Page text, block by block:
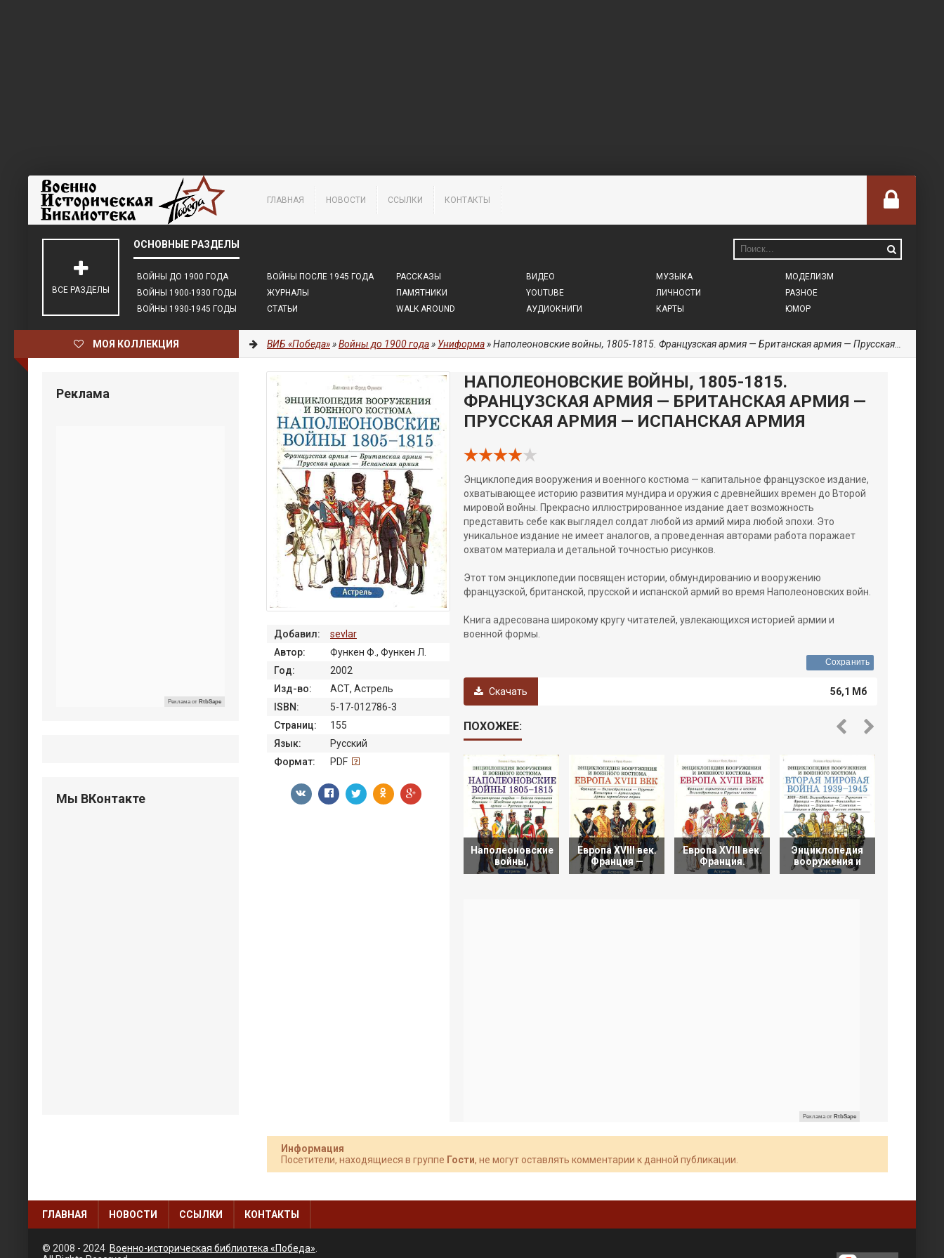
ГЛАВНАЯ НОВОСТИ ССЫЛКИ КОНТАКТЫ
ВОЙНЫ ДО 1900 ГОДА
ВОЙНЫ 1900-1930 ГОДЫ
ВОЙНЫ 1930-1945 ГОДЫ
ВОЙНЫ ПОСЛЕ 1945 ГОДА
ЖУРНАЛЫ
СТАТЬИ
РАССКАЗЫ
ПАМЯТНИКИ
WALK AROUND
ВИДЕО
YOUTUBE
АУДИОКНИГИ
МУЗЫКА
ЛИЧНОСТИ
КАРТЫ
МОДЕЛИЗМ
РАЗНОЕ
ЮМОР
ВСЕ РАЗДЕЛЫ
МОЯ КОЛЛЕКЦИЯ ВИБ «Победа»»Войны до 1900 года» Униформа» Наполеоновские войны, 1805-1815. Французская армия — Британская армия — Прусская армия — Испанская армия
НАПОЛЕОНОВСКИЕ ВОЙНЫ, 1805-1815.
ФРАНЦУЗСКАЯ АРМИЯ — БРИТАНСКАЯ АРМИЯ —
ПРУССКАЯ АРМИЯ — ИСПАНСКАЯ АРМИЯ
Энциклопедия вооружения и военного костюма — капитальное французское издание,
охватывающее историю развития мундира и оружия с древнейших времен до Второй
мировой войны. Прекрасно иллюстрированное издание дает возможность
представить себе как выглядел солдат любой из армий мира любой эпохи. Это
уникальное издание не имеет аналогов, а проведенная авторами работа поражает
охватом материала и детальной точностью рисунков.
Этот том энциклопедии посвящен истории, обмундированию и вооружению
французской, британской, прусской и испанской армий во время Наполеоновских войн.
Книга адресована широкому кругу читателей, увлекающихся историей армии и
военной формы.
Сохранить
Скачать 56,1 Мб
Добавил:
sevlar
Автор:
Функен Ф., Функен Л.
Год:
2002
Изд-во:
АСТ, Астрель
ISBN:
5-17-012786-3
Страниц:
155
Язык:
Русский
Формат:
PDF
ПОХОЖЕЕ:
Наполеоновские
войны,
Европа XVIII век.
Франция —
Европа XVIII век.
Франция.
Энциклопедия
вооружения и
Реклама от RtbSape
Информация
Посетители, находящиеся в группе Гости, не могут оставлять комментарии к данной публикации.
Реклама
Реклама от RtbSape
Мы ВКонтакте
ГЛАВНАЯ НОВОСТИ ССЫЛКИ КОНТАКТЫ
© 2008 - 2024 Военно-историческая библиотека «Победа»